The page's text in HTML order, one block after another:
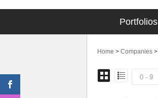
Portfolios
Home > Companies >
0 - 9